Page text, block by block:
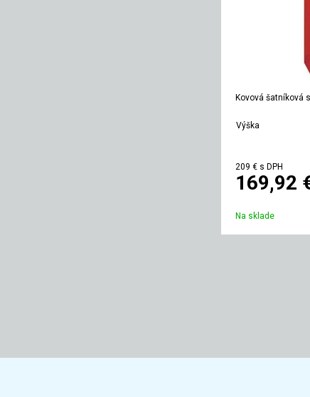
Kovová šatníková
Výška
209 € s DPH
169,92
Na sklade